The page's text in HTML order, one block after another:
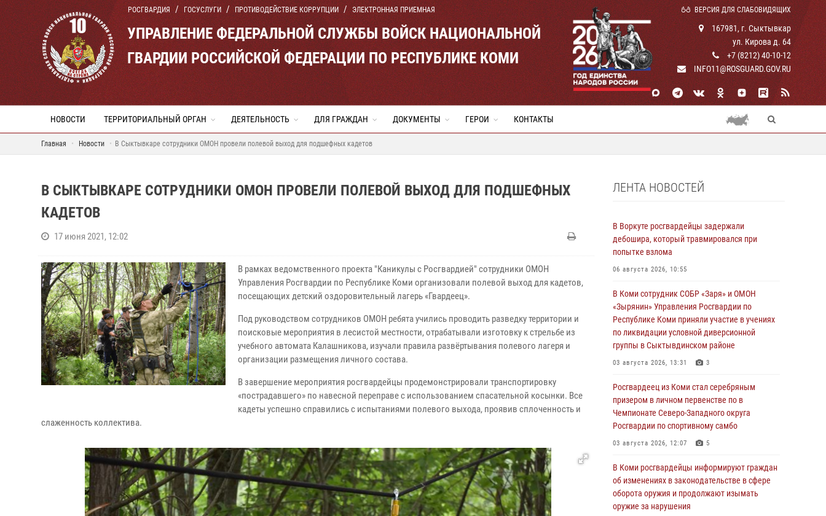
РОСГВАРДИЯ ГОСУСЛУГИ ПРОТИВОДЕЙСТВИЕ КОРРУПЦИИ ЭЛЕКТРОННАЯ ПРИЕМНАЯ ВЕРСИЯ ДЛЯ СЛАБОВИДЯЩИХ
УПРАВЛЕНИЕ ФЕДЕРАЛЬНОЙ СЛУЖБЫ ВОЙСК НАЦИОНАЛЬНОЙ
ГВАРДИИ РОССИЙСКОЙ ФЕДЕРАЦИИ ПО РЕСПУБЛИКЕ КОМИ
167981, г. Сыктывкар
ул. Кирова д. 64
+7 (8212) 40-10-12
INFO11@ROSGUARD.GOV.RU
НОВОСТИ ТЕРРИТОРИАЛЬНЫЙ ОРГАН ДЕЯТЕЛЬНОСТЬ ДЛЯ ГРАЖДАН ДОКУМЕНТЫ ГЕРОИ КОНТАКТЫ
Главная Новости В Сыктывкаре сотрудники ОМОН провели полевой выход для подшефных кадетов
В СЫКТЫВКАРЕ СОТРУДНИКИ ОМОН ПРОВЕЛИ ПОЛЕВОЙ ВЫХОД ДЛЯ ПОДШЕФНЫХ
КАДЕТОВ
17 июня 2021, 12:02
В рамках ведомственного проекта "Каникулы с Росгвардией" сотрудники ОМОН
Управления Росгвардии по Республике Коми организовали полевой выход для кадетов,
посещающих детский оздоровительный лагерь «Гвардеец».
Под руководством сотрудников ОМОН ребята учились проводить разведку территории и
поисковые мероприятия в лесистой местности, отрабатывали изготовку к стрельбе из
учебного автомата Калашникова, изучали правила развёртывания полевого лагеря и
организации размещения личного состава.
В завершение мероприятия росгвардейцы продемонстрировали транспортировку
«пострадавшего» по навесной переправе с использованием спасательной косынки. Все
кадеты успешно справились с испытаниями полевого выхода, проявив сплоченность и
слаженность коллектива.
ЛЕНТА НОВОСТЕЙ
В Воркуте росгвардейцы задержали
дебошира, который травмировался при
попытке взлома
06 августа 2026, 10:55
В Коми сотрудник СОБР «Заря» и ОМОН
«Зырянин» Управления Росгвардии по
Республике Коми приняли участие в учениях
по ликвидации условной диверсионной
группы в Сыктывдинском районе
03 августа 2026, 13:31 3
Росгвардеец из Коми стал серебряным
призером в личном первенстве по в
Чемпионате Северо-Западного округа
Росгвардии по спортивному самбо
03 августа 2026, 12:07 5
В Коми росгвардейцы информируют граждан
об изменениях в законодательстве в сфере
оборота оружия и продолжают изымать
оружие за нарушения